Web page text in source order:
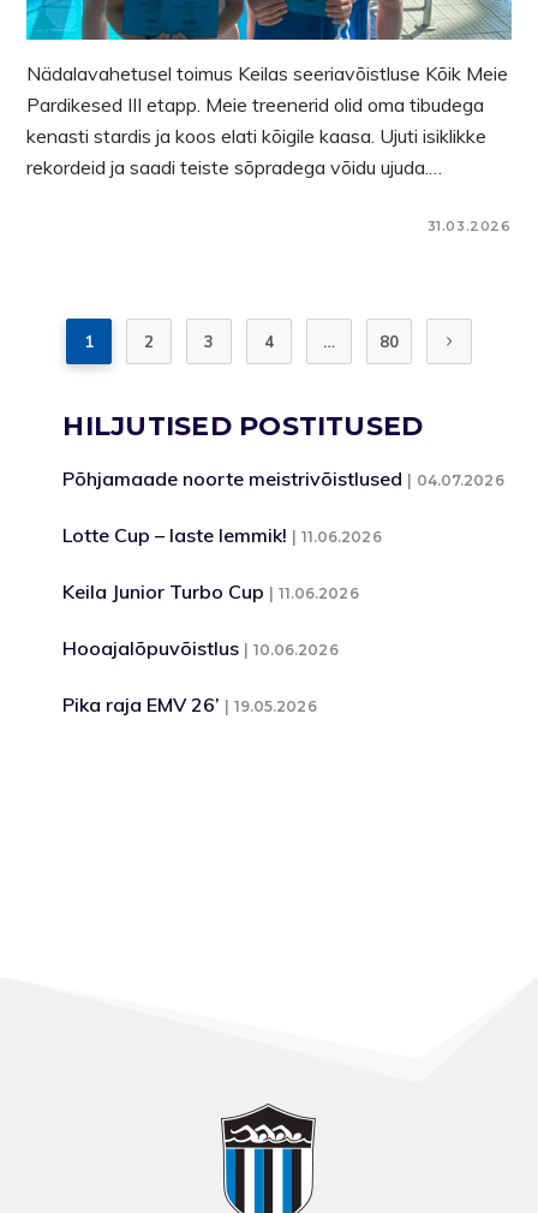
Nädalavahetusel toimus Keilas seeriavõistluse Kõik Meie
Pardikesed III etapp. Meie treenerid olid oma tibudega
kenasti stardis ja koos elati kõigile kaasa. Ujuti isiklikke
rekordeid ja saadi teiste sõpradega võidu ujuda.…
31.03.2026
1 2 3 4 … 80
HILJUTISED POSTITUSED
Põhjamaade noorte meistrivõistlused 04.07.2026
Lotte Cup – laste lemmik! 11.06.2026
Keila Junior Turbo Cup 11.06.2026
Hooajalõpuvõistlus 10.06.2026
Pika raja EMV 26’ 19.05.2026